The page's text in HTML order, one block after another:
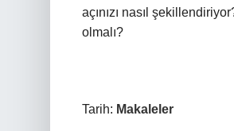
açınızı nasıl
olmalı?
Tarih: Makaleler